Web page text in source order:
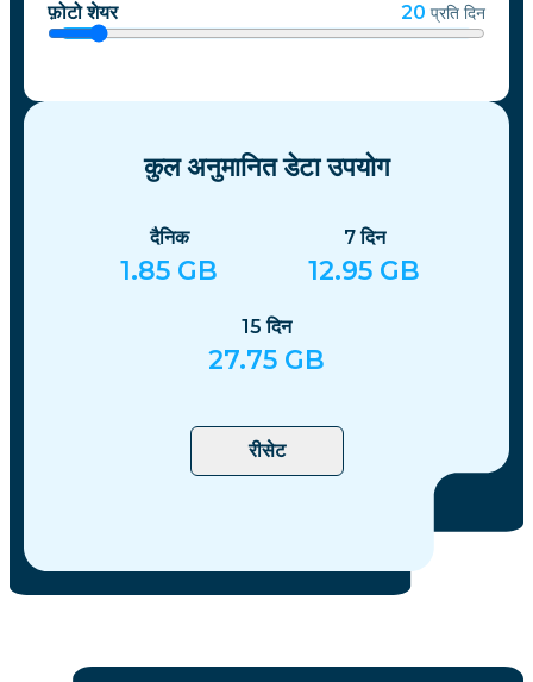
फ़ोटो शेयर 20 प्रति दिन
कुल अनुमानित डेटा उपयोग
दैनिक
1.85 GB
7दिन
12.95 GB
15दिन
27.75 GB
रीसेट